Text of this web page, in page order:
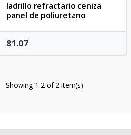
ladrillo refractario ceniza
panel de poliuretano
81.07
Showing 1-2 of 2 item(s)